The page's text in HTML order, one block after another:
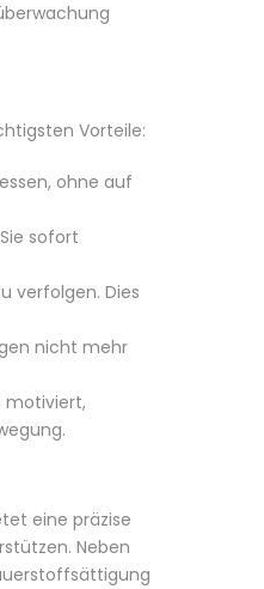
Vorteile:
ohne auf
sofort
verfolgen. Dies
nicht mehr
motiviert,
eine präzise
Neben